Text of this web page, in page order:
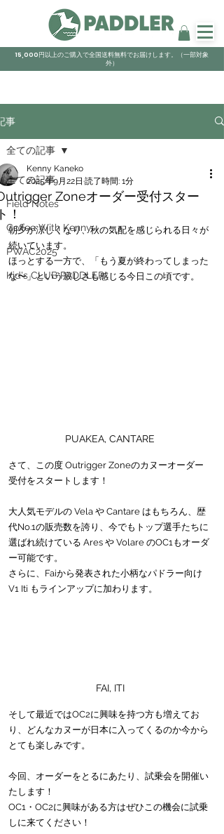
15,000円以上のご購入で全国送料無料でお届けします。（一部対象
外）
事
全ての記事
Field Notes
Coffee With Kenny
PWAC2025
Kid's CLUB PADDLER
全ての記事
Zoneオーダー受付スター
！
Kenny Kaneko
2025年9月22日 読了時間: 1分
朝夕が涼しくなり、秋の気配を感じられる日々が
続いています。
ほっとする一方で、「もう夏が終わってしまった
な〜」という寂しさも感じる今日この頃です。
PUAKEA, CANTARE
さて、この度 Outrigger Zoneのカヌーオーダー
受付をスタートします！
大人気モデルの Vela や Cantare はもちろん、歴
代No.1の販売数を誇り、今でもトップ選手たちに
選ばれ続けている Ares や Volare のOC1もオーダ
ー可能です。
さらに、Faiから発表された小柄なパドラー向け
V1 Iti もラインアップに加わります。
FAI, ITI
そして最近ではOC2に興味を持つ方も増えてお
り、どんなカヌーが日本に入ってくるのか今から
とても楽しみです。
今回、オーダーをとるにあたり、試乗会を開催い
たします！
OC1・OC2に興味がある方はぜひこの機会に試乗
しに来てください！